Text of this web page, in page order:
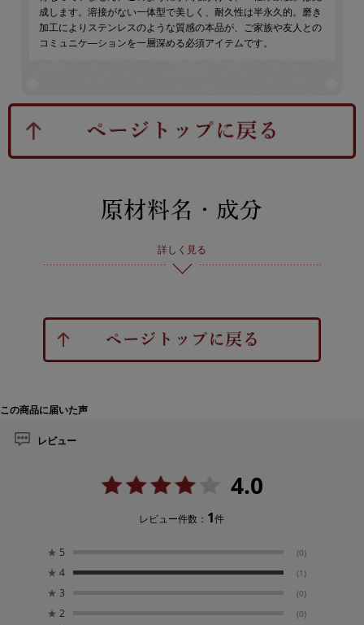
成します。溶接がない一体型で美しく、耐久性は半永久的。磨き
加工によりステンレスのような質感の本品が、ご家族や友人との
コミュニケ―ションを一層深める必須アイテムです。
詳しく見る
この商品に届いた声
レビュー
4.0
レビュー件数： 1件
★ 5 (0)
★ 4 (1)
★ 3 (0)
★ 2 (0)